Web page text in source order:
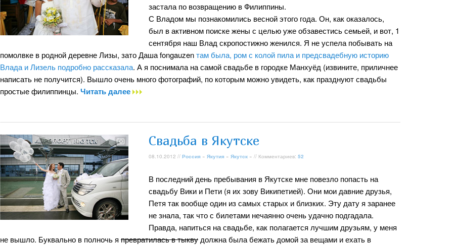
застала по возвращению в Филиппины.
С Владом мы познакомились весной этого года. Он, как оказалось,
был в активном поиске жены с целью уже обзавестись семьей, и вот, 1
сентября наш Влад скропостижно женился. Я не успела побывать на
помолвке в родной деревне Лизы, зато Даша fongauzenтам была, ром с колой пила и предсвадебную историю
Влада и Лизель подробно рассказала. А я поснимала на самой свадьбе в городке Манхуёд (извините, приличнее
написать не получится). Вышло очень много фотографий, по которым можно увидеть, как празднуют свадьбы
простые филиппинцы. Читать далее
Свадьба в Якутске
08.10.2012 // Россия » Якутия » Якутск » // Комментариев: 52
В последний день пребывания в Якутске мне повезло попасть на
свадьбу Вики и Пети (я их зову Википетией). Они мои давние друзья,
Петя так вообще один из самых старых и близких. Эту дату я заранее
не знала, так что с билетами нечаянно очень удачно подгадала.
Правда, напиться на свадьбе, как полагается лучшим друзьям, у меня
не вышло. Буквально в полночь я превратилась в тыкву должна была бежать домой за вещами и ехать в